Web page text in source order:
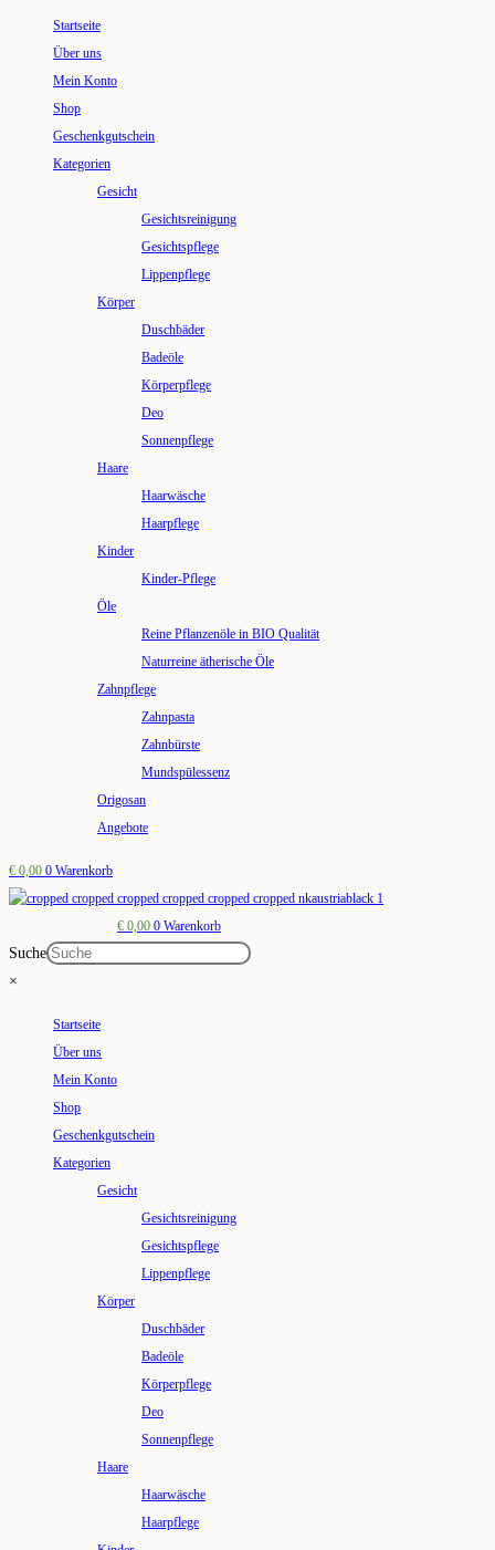
Startseite
Über uns
Mein Konto
Shop
Geschenkgutschein
Kategorien
Gesicht
Gesichtsreinigung
Gesichtspflege
Lippenpflege
Körper
Duschbäder
Badeöle
Körperpflege
Deo
Sonnenpflege
Haare
Haarwäsche
Haarpflege
Kinder
Kinder-Pflege
Öle
Reine Pflanzenöle in BIO Qualität
Naturreine ätherische Öle
Zahnpflege
Zahnpasta
Zahnbürste
Mundspülessenz
Origosan
Angebote
€ 0,00 0 Warenkorb
€ 0,00 0 Warenkorb
Suche
×
Startseite
Über uns
Mein Konto
Shop
Geschenkgutschein
Kategorien
Gesicht
Gesichtsreinigung
Gesichtspflege
Lippenpflege
Körper
Duschbäder
Badeöle
Körperpflege
Deo
Sonnenpflege
Haare
Haarwäsche
Haarpflege